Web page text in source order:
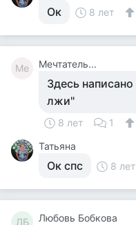
Ок 8 лет
Ме Мечтатель...
Здесь написано
лжи"
8 лет 1
Татьяна
Ок спс 8 лет
ЛБ Любовь Бобкова